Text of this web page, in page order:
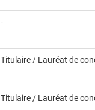
-
Titulaire / Lauréat de
Titulaire / Lauréat de